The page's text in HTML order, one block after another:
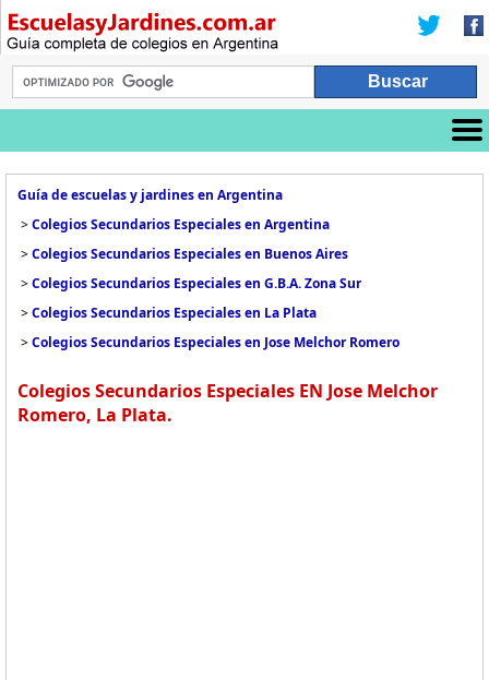
Guía de escuelas y jardines en Argentina
>Colegios Secundarios Especiales en Argentina
>Colegios Secundarios Especiales en Buenos Aires
>Colegios Secundarios Especiales en G.B.A. Zona Sur
>Colegios Secundarios Especiales en La Plata
>Colegios Secundarios Especiales en Jose Melchor Romero
Colegios Secundarios Especiales EN Jose Melchor
Romero, La Plata.